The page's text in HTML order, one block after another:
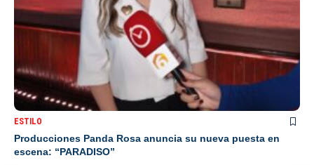
ESTILO
Producciones Panda Rosa anuncia su nueva puesta en
escena: “PARADISO”